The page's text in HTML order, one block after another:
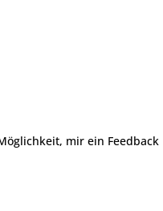
mir ein Feedback